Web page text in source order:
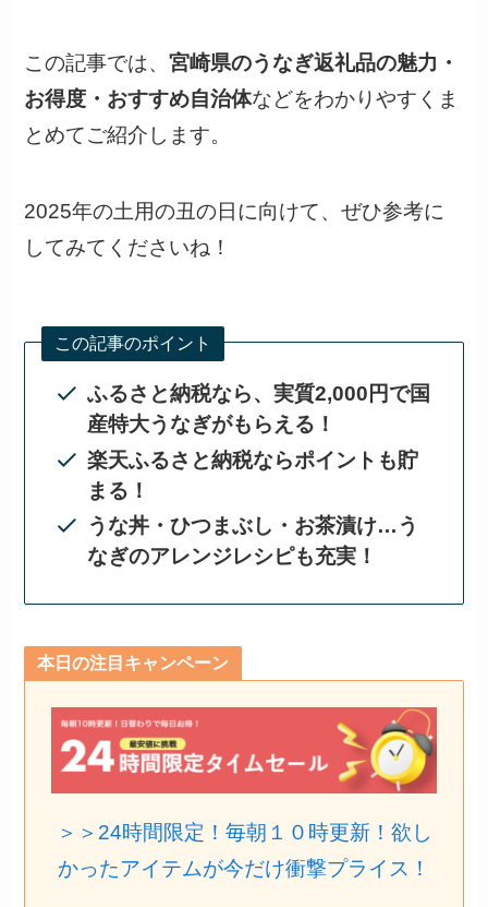
この記事では、宮崎県のうなぎ返礼品の魅力・
お得度・おすすめ自治体などをわかりやすくま
とめてご紹介します。
2025年の土用の丑の日に向けて、ぜひ参考に
してみてくださいね！
この記事のポイント
ふるさと納税なら、実質2,000円で国
産特大うなぎがもらえる！
楽天ふるさと納税ならポイントも貯
まる！
うな丼・ひつまぶし・お茶漬け…う
なぎのアレンジレシピも充実！
本日の注目キャンペーン
＞＞24時間限定！毎朝１０時更新！欲し
かったアイテムが今だけ衝撃プライス！